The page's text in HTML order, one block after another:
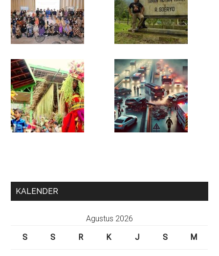
KALENDER
Agustus 2026
S
S R K J S M